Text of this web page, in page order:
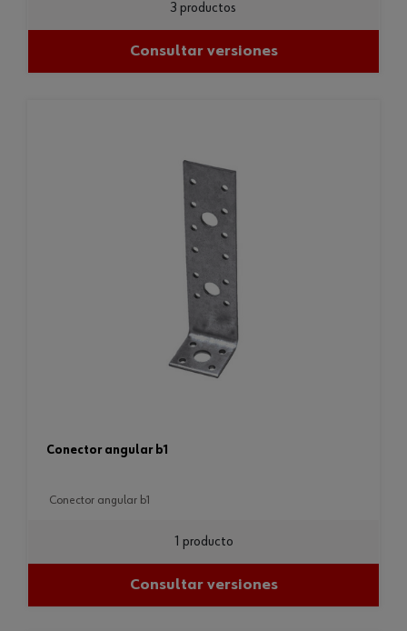
3 productos
Consultar versiones
conector angular b1
conector angular b1
1 producto
Consultar versiones